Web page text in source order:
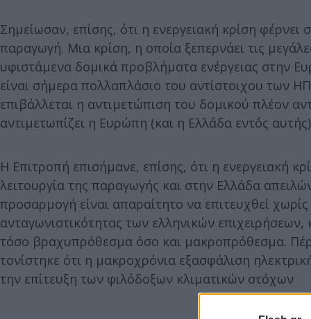
Σημείωσαν, επίσης, ότι η ενεργειακή κρίση
παραγωγή. Μια κρίση, η οποία ξεπερνάει τις
υφιστάμενα δομικά προβλήματα ενέργειας στην
είναι σήμερα πολλαπλάσιο του αντίστοιχου των
επιβάλλεται η αντιμετώπιση του δομικού πλέον
αντιμετωπίζει η Ευρώπη (και η Ελλάδα εντός
Η Επιτροπή επισήμανε, επίσης, ότι η ενεργειακή
λειτουργία της παραγωγής και στην Ελλάδα
προσαρμογή είναι απαραίτητο να επιτευχθεί
ανταγωνιστικότητας των ελληνικών
τόσο βραχυπρόθεσμα όσο και μακροπρόθεσμα.
τονίστηκε ότι η μακροχρόνια εξασφάλιση
την επίτευξη των φιλόδοξων κλιματικών στόχων